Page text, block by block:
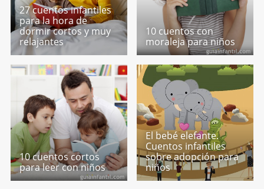
27 cuentos infantiles
para la hora de
dormir cortos y muy
relajantes
10 cuentos con
moraleja para niños
10 cuentos cortos
para leer con niños
El bebé elefante.
Cuentos infantiles
sobre adopción para
niños